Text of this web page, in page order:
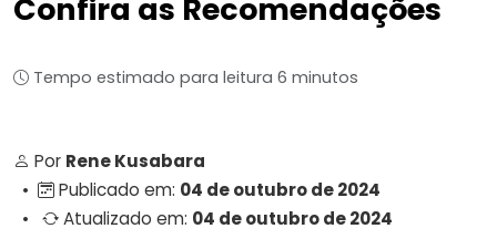
Confira as Recomendações
Tempo estimado para leitura 6 minutos
Por Rene Kusabara
•
Publicado em: 04 de outubro de 2024
•
Atualizado em: 04 de outubro de 2024